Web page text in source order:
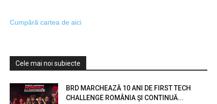
Cumpără cartea de aici
Cele mai noi subiecte
BRD MARCHEAZĂ 10 ANI DE FIRST TECH
CHALLENGE ROMÂNIA ȘI CONTINUĂ...